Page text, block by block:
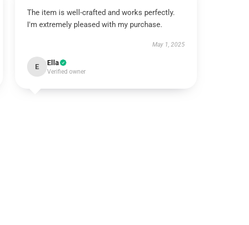
The item is well-crafted and works perfectly.
I'm extremely pleased with my purchase.
May 1, 2025
E Ella
Verified owner